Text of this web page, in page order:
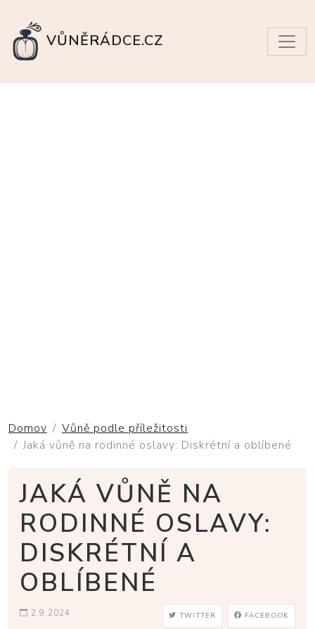
VŮNĚRÁDCE.CZ
Domov
Vůně podle příležitosti
Jaká vůně na rodinné oslavy: Diskrétní a oblíbené
JAKÁ VŮNĚ NA
RODINNÉ OSLAVY:
DISKRÉTNÍ A
OBLÍBENÉ
2.9.2024 TWITTER FACEBOOK